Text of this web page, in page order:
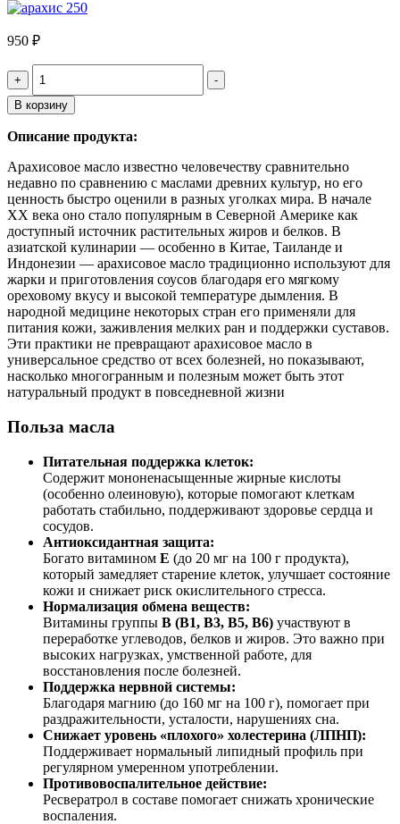
950 ₽
Quantity
В корзину
Описание продукта:
Арахисовое масло известно человечеству сравнительно
недавно по сравнению с маслами древних культур, но его
ценность быстро оценили в разных уголках мира. В начале
XX века оно стало популярным в Северной Америке как
доступный источник растительных жиров и белков. В
азиатской кулинарии — особенно в Китае, Таиланде и
Индонезии — арахисовое масло традиционно используют для
жарки и приготовления соусов благодаря его мягкому
ореховому вкусу и высокой температуре дымления. В
народной медицине некоторых стран его применяли для
питания кожи, заживления мелких ран и поддержки суставов.
Эти практики не превращают арахисовое масло в
универсальное средство от всех болезней, но показывают,
насколько многогранным и полезным может быть этот
натуральный продукт в повседневной жизни
Польза масла
Питательная поддержка клеток:
Содержит мононенасыщенные жирные кислоты
(особенно олеиновую), которые помогают клеткам
работать стабильно, поддерживают здоровье сердца и
сосудов.
Антиоксидантная защита:
Богато витамином E (до 20 мг на 100 г продукта),
который замедляет старение клеток, улучшает состояние
кожи и снижает риск окислительного стресса.
Нормализация обмена веществ:
Витамины группы B (B1, B3, B5, B6) участвуют в
переработке углеводов, белков и жиров. Это важно при
высоких нагрузках, умственной работе, для
восстановления после болезней.
Поддержка нервной системы:
Благодаря магнию (до 160 мг на 100 г), помогает при
раздражительности, усталости, нарушениях сна.
Снижает уровень «плохого» холестерина (ЛПНП):
Поддерживает нормальный липидный профиль при
регулярном умеренном употреблении.
Противовоспалительное действие:
Ресвератрол в составе помогает снижать хронические
воспаления.